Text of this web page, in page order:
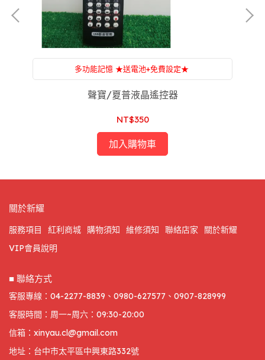
多功能記憶 ★送電池+免費設定★
附設：家電維修，一條龍服務，售後服務沒煩惱
聲寶/夏普液晶遙控器
NT$350
加入購物車
關於新耀
服務項目 紅利商城 購物須知 維修須知 聯絡店家
關於新耀
VIP會員說明
■ 聯絡方式
客服專線：04-2277-8839、0980-627577、0907-828999
客服時間：周一~周六：09:30-20:00
信箱：xinyau.cl@gmail.com
地址：台中市太平區中興東路332號